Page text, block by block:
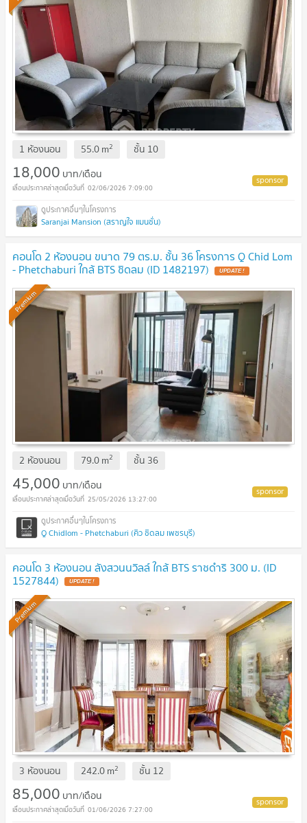
1 ห้องนอน 55.0m2 ชั้น 10
18,000 บาท/เดือน
02/06/2026 7:09:00
Saranjai Mansion (สราญใจ แมนชั่น)
คอนโด 2 ห้องนอน ขนาด 79 ตร.ม. ชั้น 36 โครงการ Q Chid Lom
- Phetchaburi ใกล้ BTS ชิดลม (ID 1482197)
Premium
2 ห้องนอน 79.0m2 ชั้น 36
45,000 บาท/เดือน
25/05/2026 13:27:00
Q Chidlom - Phetchaburi (คิว ชิดลม เพชรบุรี)
คอนโด 3 ห้องนอน ลังสวนนวิลล์ ใกล้ BTS ราชดำริ 300 ม. (ID
1527844)
Premium
3 ห้องนอน 242.0m2 ชั้น 12
85,000 บาท/เดือน
01/06/2026 7:27:00